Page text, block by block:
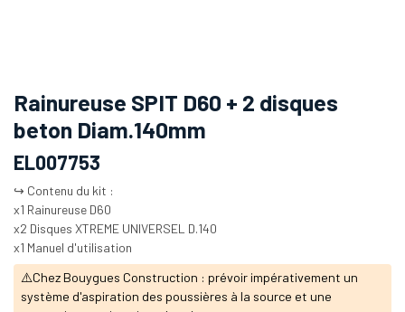
Rainureuse SPIT D60 + 2 disques
beton Diam.140mm
EL007753
↪️ Contenu du kit :
x1 Rainureuse D60
x2 Disques XTREME UNIVERSEL D.140
x1 Manuel d'utilisation
⚠️Chez Bouygues Construction : prévoir impérativement un
système d'aspiration des poussières à la source et une